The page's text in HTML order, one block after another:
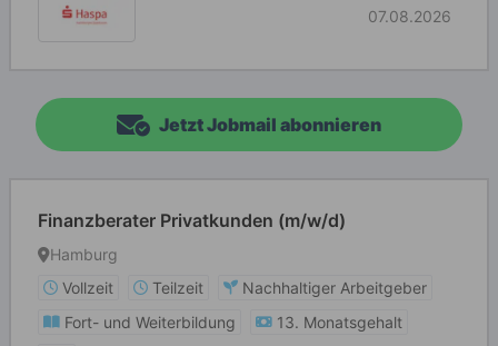
07.08.2026
Jetzt Jobmail abonnieren
Finanzberater Privatkunden (m/w/d)
Hamburg
Vollzeit
Teilzeit
Nachhaltiger Arbeitgeber
Fort- und Weiterbildung
13. Monatsgehalt